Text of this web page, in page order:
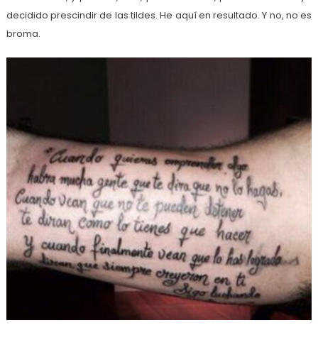
decidido prescindir de las tildes. He aquí en resultado. Y no, no es
broma.